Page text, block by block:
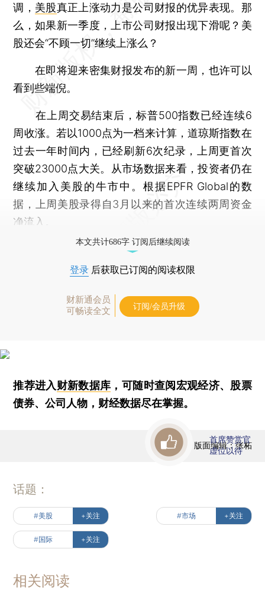
调， 美股真正上涨动力是公司财报的优异表现。那
么，如果新一季度，上市公司财报出现下滑呢？美
股还会“不顾一切”继续上涨么？
在即将迎来密集财报发布的新一周，也许可以
看到些端倪。
在上周交易结束后，标普500指数已经连续6
周收涨。若以1000点为一档来计算，道琼斯指数在
过去一年时间内，已经刷新6次纪录，上周更首次
突破23000点大关。从市场数据来看，投资者仍在
继续加入美股的牛市中。根据EPFR Global的数
据，上周美股录得自3月以来的首次连续两周资金
净流入。
本文共计686字 订阅后继续阅读
登录 后获取已订阅的阅读权限
财新通会员
可畅读全文
订阅/会员升级
推荐进入财新数据库 ，可随时查阅宏观经济、股票
债券、公司人物，财经数据尽在掌握。
版面编辑：张柘
首席赞赏官
虚位以待
话题：
#美股 +关注 #市场 +关注
#国际 +关注
相关阅读